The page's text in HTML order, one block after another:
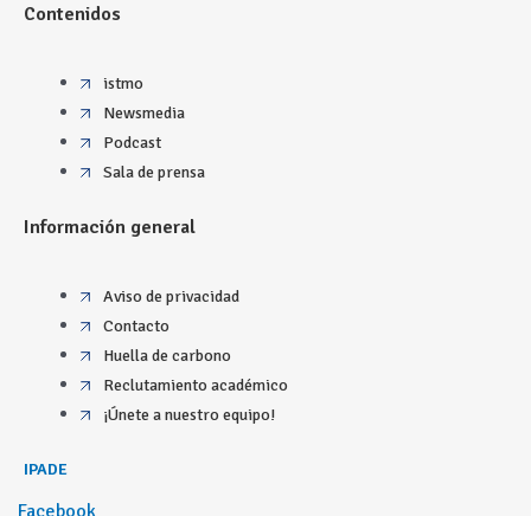
Contenidos
istmo
Newsmedia
Podcast
Sala de prensa
Información general
Aviso de privacidad
Contacto
Huella de carbono
Reclutamiento académico
¡Únete a nuestro equipo!
IPADE
Facebook